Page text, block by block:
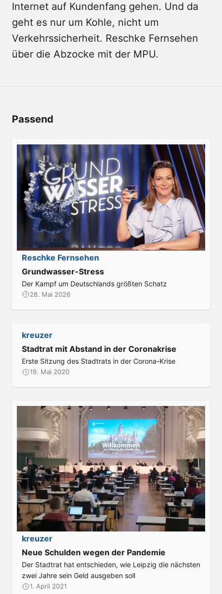
Internet auf Kundenfang gehen. Und da
geht es nur um Kohle, nicht um
Verkehrssicherheit. Reschke Fernsehen
über die Abzocke mit der MPU.
Passend
Reschke Fernsehen
Grundwasser-Stress
Der Kampf um Deutschlands größten Schatz
28. Mai 2026
kreuzer:
Stadtrat mit Abstand in der Coronakrise
Erste Sitzung des Stadtrats in der Corona-Krise
19. Mai 2020
kreuzer:
Neue Schulden wegen der Pandemie
Der Stadtrat hat entschieden, wie Leipzig die nächsten
zwei Jahre sein Geld ausgeben soll
1. April 2021